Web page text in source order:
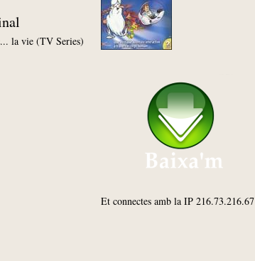
la vie (TV Series)
Et connectes amb la IP 216.73.216.67